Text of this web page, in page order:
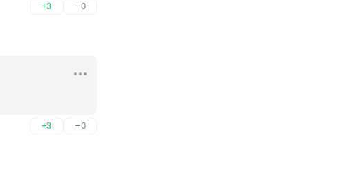
+3 –0
+3 –0